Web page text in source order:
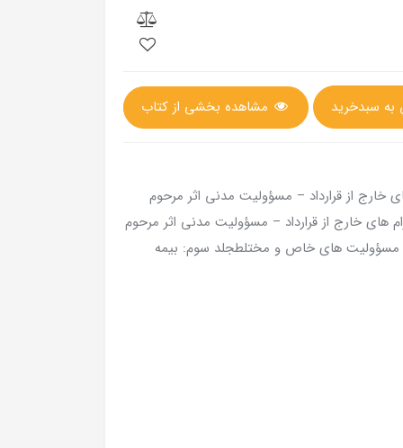
مشاهده بخشی از کتاب
3 جلدی دوره الزام های خارج از قرارداد – مسؤولیت مدنی اثر مرحوم
های خارج از قرارداد – مسؤولیت مدنی اثر مرحوم
مسؤولیت های خاص و مختلطجلد سوم: بیمه